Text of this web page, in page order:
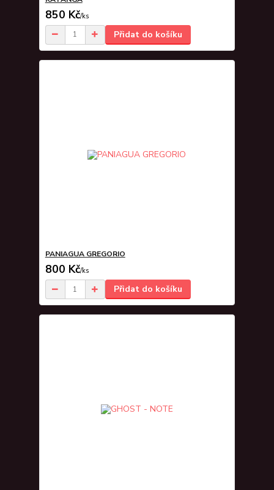
850 Kč/ks
Přidat do košíku
PANIAGUA GREGORIO
800 Kč/ks
Přidat do košíku